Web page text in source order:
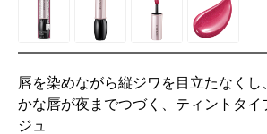
唇を染めながら縦ジワを目立たなく
かな唇が夜までつづく、ティントタイ
ジュ